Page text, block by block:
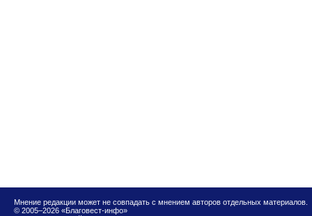
Мнение редакции может не совпадать с мнением авторов отдельных материалов.
© 2005–2026 «Благовест-инфо»